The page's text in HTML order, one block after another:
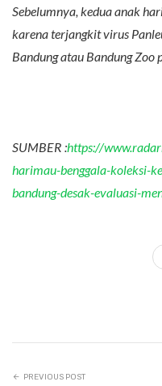
Sebelumnya, kedua anak
karena terjangkit virus
Bandung atau Bandung Zoo
SUMBER :https://
harimau-benggala-koleksi-
bandung-desak-evaluasi-
PREVIOUS POST